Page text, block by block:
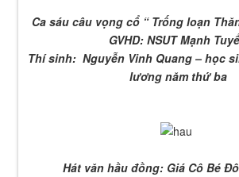
Ca sáu câu vọng cổ “ Trống loạn
GVHD: NSUT Mạnh
Thí sinh: Nguyễn Vinh Quang – học
lương năm thứ ba
Hát văn hầu đồng: Giá Cô Bé